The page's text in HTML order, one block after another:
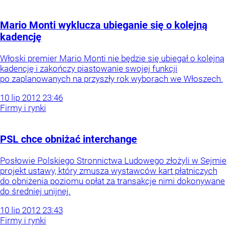
Mario Monti wyklucza ubieganie się o kolejną
kadencję
Włoski premier Mario Monti nie będzie się ubiegał o kolejną
kadencję i zakończy piastowanie swojej funkcji
po zaplanowanych na przyszły rok wyborach we Włoszech.
10 lip 2012 23:46
Firmy i rynki
PSL chce obniżać interchange
Posłowie Polskiego Stronnictwa Ludowego złożyli w Sejmie
projekt ustawy, który zmusza wystawców kart płatniczych
do obniżenia poziomu opłat za transakcje nimi dokonywane
do średniej unijnej.
10 lip 2012 23:43
Firmy i rynki